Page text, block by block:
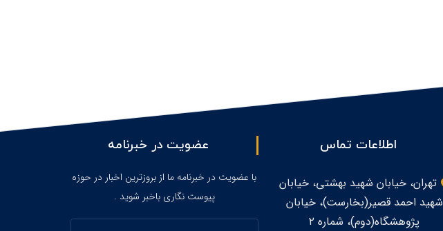
اطلاعات تماس
تهران، خیابان شهید بهشتی، خیابان
شهید احمد قصیر(بخارست)، خیابان
پژوهشگاه(دوم)، شماره ۲
عضویت در خبرنامه
با عضویت در خبرنامه ما از بروزترین اخبار در حوزه
پیوست نگاری باخبر شوید .